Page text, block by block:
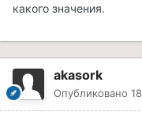
какого значения.
akasork
Опубликовано